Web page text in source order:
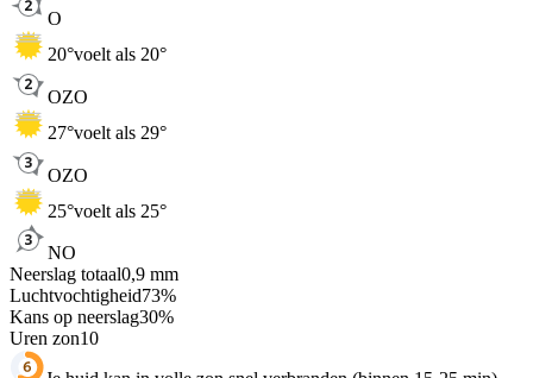
O
20°voelt als 20°
OZO
27°voelt als 29°
OZO
25°voelt als 25°
NO
Neerslag totaal0,9 mm
Luchtvochtigheid73%
Kans op neerslag30%
Uren zon10